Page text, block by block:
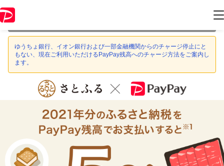
情報はキャンペーン終了時点のものになります。
ゆうちょ銀行、イオン銀行および一部金融機関からのチャージ停止にと
もない、現在ご利用いただけるPayPay残高へのチャージ方法をご案内し
ます。